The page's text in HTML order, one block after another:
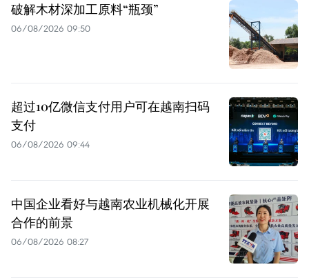
破解木材深加工原料“瓶颈”
06/08/2026 09:50
超过10亿微信支付用户可在越南扫码
支付
06/08/2026 09:44
中国企业看好与越南农业机械化开展
合作的前景
06/08/2026 08:27